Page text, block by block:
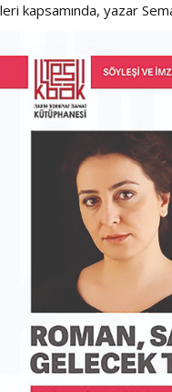
kapsamında, yazar